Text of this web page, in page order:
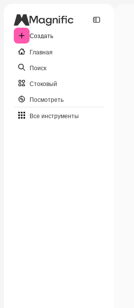
Создать
Главная
Поиск
Стоковый
Посмотреть
Все инструменты